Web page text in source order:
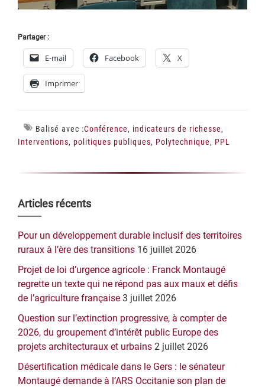
Partager :
E-mail Facebook X
Imprimer
Balisé avec :Conférence, indicateurs de richesse,
Interventions, politiques publiques, Polytechnique, PPL
Barre
latérale
principale
Articles récents
Pour un développement durable inclusif des territoires
ruraux à l’ère des transitions 16 juillet 2026
Projet de loi d’urgence agricole : Franck Montaugé
regrette un texte qui ne répond pas aux maux et défis
de l’agriculture française 3 juillet 2026
Question sur l’extinction progressive, à compter de
2026, du groupement d’intérêt public Europe des
projets architecturaux et urbains 2 juillet 2026
Désertification médicale dans le Gers : le sénateur
Montaugé demande à l’ARS Occitanie son plan de